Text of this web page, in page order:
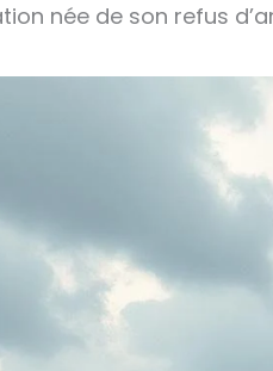
née de son refus